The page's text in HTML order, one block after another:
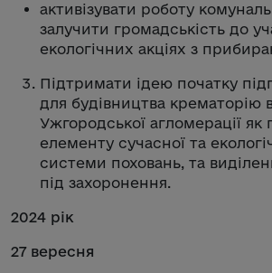
активізувати роботу
залучити громадськість до
екологічних акціях з
Підтримати ідею початку
для будівництва крематорію
Ужгородської агломерації як
елементу сучасної та
системи поховань, та
під захоронення.
2024 рік
27 вересня